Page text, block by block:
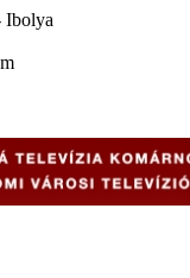
Ibolya